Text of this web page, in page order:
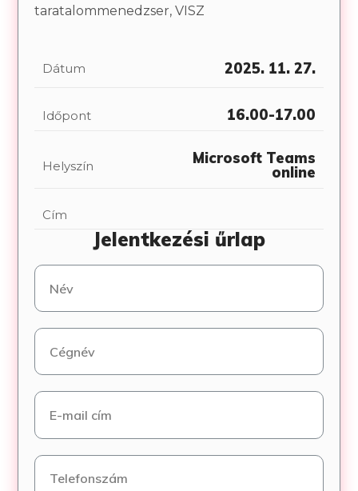
taratalommenedzser, VISZ
Dátum 2025. 11. 27.
Időpont 16.00-17.00
Helyszín Microsoft Teams
online
Cím
Jelentkezési űrlap